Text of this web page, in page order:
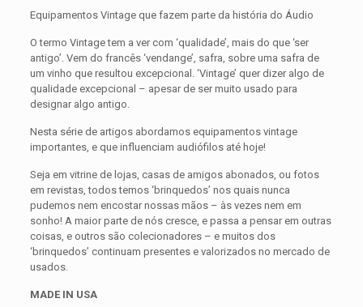
Equipamentos Vintage que fazem parte da história do Áudio
O termo Vintage tem a ver com ‘qualidade’, mais do que ‘ser
antigo’. Vem do francês ‘vendange’, safra, sobre uma safra de
um vinho que resultou excepcional. ‘Vintage’ quer dizer algo de
qualidade excepcional – apesar de ser muito usado para
designar algo antigo.
Nesta série de artigos abordamos equipamentos vintage
importantes, e que influenciam audiófilos até hoje!
Seja em vitrine de lojas, casas de amigos abonados, ou fotos
em revistas, todos temos ‘brinquedos’ nos quais nunca
pudemos nem encostar nossas mãos – às vezes nem em
sonho! A maior parte de nós cresce, e passa a pensar em outras
coisas, e outros são colecionadores – e muitos dos
‘brinquedos’ continuam presentes e valorizados no mercado de
usados.
MADE IN USA